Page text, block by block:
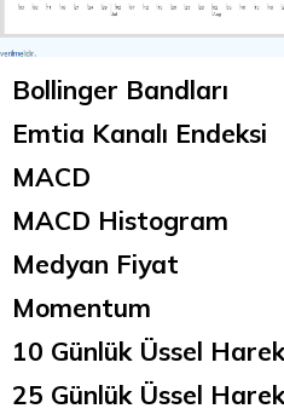
Bollinger Bandları
Emtia Kanalı Endeksi
MACD
MACD Histogram
Medyan Fiyat
Momentum
10 Günlük Üssel
25 Günlük Üssel